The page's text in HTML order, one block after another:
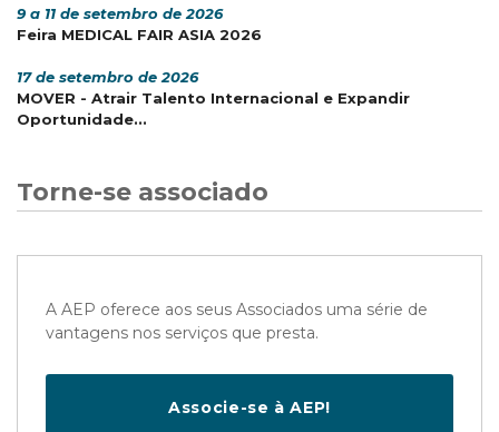
9 a 11 de setembro de 2026
Feira MEDICAL FAIR ASIA 2026
17 de setembro de 2026
MOVER - Atrair Talento Internacional e Expandir
Oportunidade...
Torne-se associado
A AEP oferece aos seus Associados uma série de
vantagens nos serviços que presta.
Associe-se à AEP!